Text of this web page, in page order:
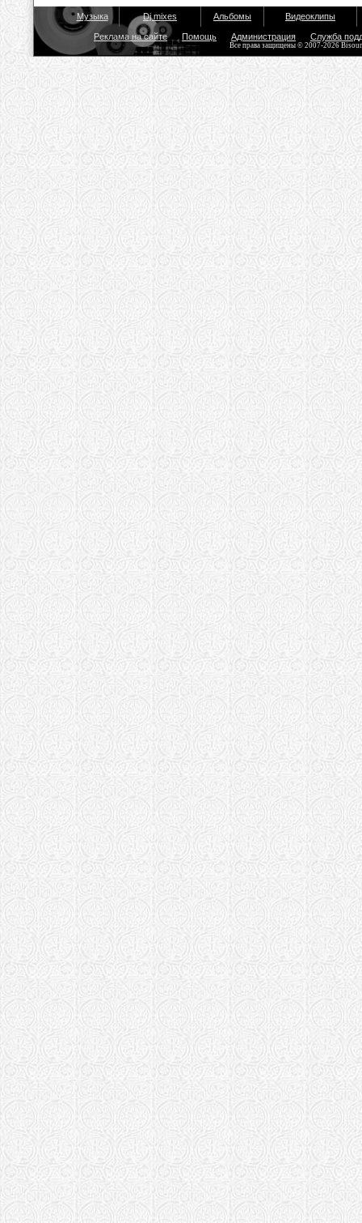
Музыка Dj mixes Альбомы Видеоклипы
Реклама на сайте Помощь Администрация Служба
Все права защищены © 2007-2026